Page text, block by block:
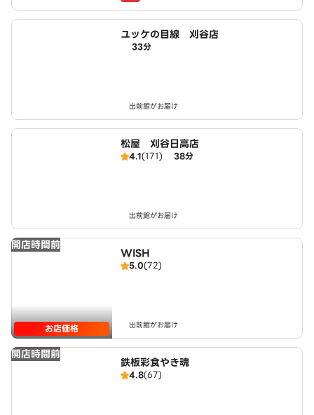
ユッケの目線 刈谷店
33分
出前館がお届け
松屋 刈谷日高店
4.1(171) 38分
出前館がお届け
開店時間前
お店価格
WISH
5.0(72)
出前館がお届け
開店時間前
鉄板彩食やき魂
4.8(67)